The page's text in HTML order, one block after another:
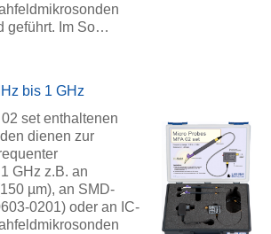
geführt. Im So…
bis 1 GHz
set enthaltenen
dienen zur
GHz z.B. an
µm), an SMD-
0201) oder an IC-